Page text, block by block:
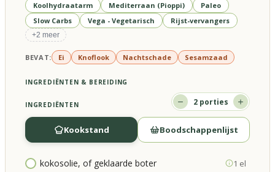
Koolhydraatarm Mediterraan (Pioppi)
Paleo
Slow Carbs
Vega - Vegetarisch Rijst-vervangers
+2 meer
BEVAT: Ei Knoflook Nachtschade Sesamzaad
INGREDIËNTEN & BEREIDING
INGREDIËNTEN 2 porties
Kookstand Boodschappenlijst
kokosolie, of geklaarde boter 1 el